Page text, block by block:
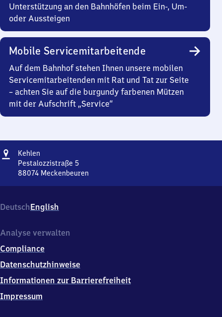
Unterstützung an den Bahnhöfen beim Ein-, Um-
oder Aussteigen
Mobile Servicemitarbeitende
Auf dem Bahnhof stehen Ihnen unsere mobilen
Servicemitarbeitenden mit Rat und Tat zur Seite
– achten Sie auf die burgundy farbenen Mützen
mit der Aufschrift „Service“
Adresse
Kehlen
Pestalozzistraße 5
88074 Meckenbeuren
5,
8
0
4
Meckenbeuren
DeutschEnglish
Analyse verwalten
Compliance
Datenschutzhinweise
Informationen zur Barrierefreiheit
Impressum